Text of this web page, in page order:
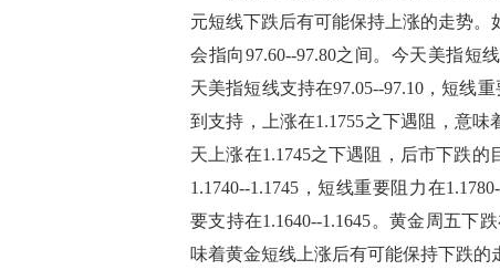
元短线下跌后有可能保持上涨的走势
会指向97.60--97.80之间。今天美指短
天美指短线支持在97.05--97.10，短线
到支持，上涨在1.1755之下遇阻，意
天上涨在1.1745之下遇阻，后市下跌的
1.1740--1.1745，短线重要阻力在
要支持在1.1640--1.1645。黄金周五下
味着黄金短线上涨后有可能保持下跌的